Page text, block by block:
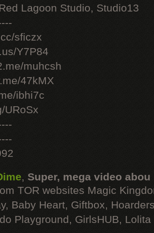
Lagoon Studio, Studio13
sficzx
Y7P84
muhcsh
47kMX
ibhi7c
URoSx
, Super, mega video abou
TOR websites Magic
Baby Heart, Giftbox,
Playground, GirlsHUB, Lolita